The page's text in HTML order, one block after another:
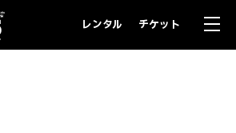
レンタル チケット